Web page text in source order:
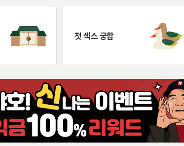
첫 섹스 궁합